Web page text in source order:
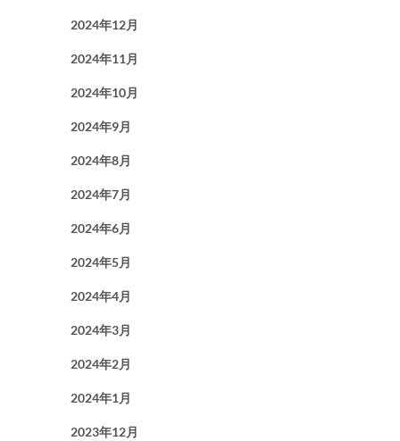
2024年12月
2024年11月
2024年10月
2024年9月
2024年8月
2024年7月
2024年6月
2024年5月
2024年4月
2024年3月
2024年2月
2024年1月
2023年12月